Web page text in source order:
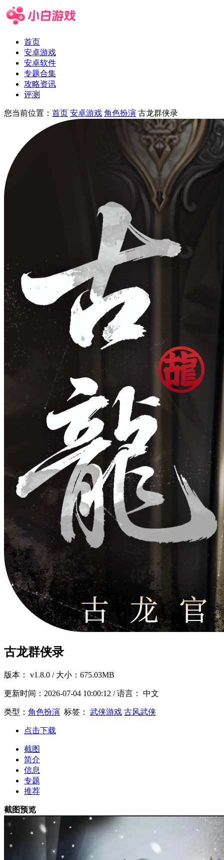
首页
安卓游戏
安卓软件
专题合集
攻略资讯
评测
您当前位置： 首页 安卓游戏 角色扮演 古龙群侠录
古龙群侠录
版本： v1.8.0 / 大小：675.03MB
更新时间： 2026-07-04 10:00:12 / 语言： 中文
类型： 角色扮演 标签： 武侠游戏 古风武侠
点击下载
截图
简介
信息
专题
推荐
截图预览